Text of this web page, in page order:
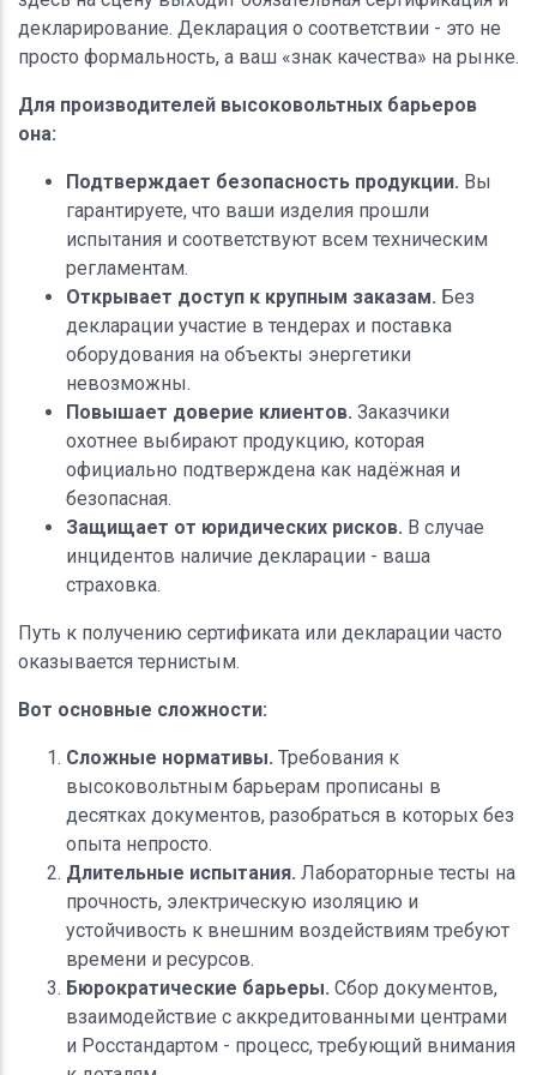
декларирование. Декларация о соответствии - это не
просто формальность, а ваш «знак качества» на рынке.
Для производителей высоковольтных барьеров
она:
Подтверждает безопасность продукции. Вы
гарантируете, что ваши изделия прошли
испытания и соответствуют всем техническим
регламентам.
Открывает доступ к крупным заказам. Без
декларации участие в тендерах и поставка
оборудования на объекты энергетики
невозможны.
Повышает доверие клиентов. Заказчики
охотнее выбирают продукцию, которая
официально подтверждена как надёжная и
безопасная.
Защищает от юридических рисков. В случае
инцидентов наличие декларации - ваша
страховка.
Путь к получению сертификата или декларации часто
оказывается тернистым.
Вот основные сложности:
Сложные нормативы. Требования к
высоковольтным барьерам прописаны в
десятках документов, разобраться в которых без
опыта непросто.
Длительные испытания. Лабораторные тесты на
прочность, электрическую изоляцию и
устойчивость к внешним воздействиям требуют
времени и ресурсов.
Бюрократические барьеры. Сбор документов,
взаимодействие с аккредитованными центрами
и Росстандартом - процесс, требующий внимания